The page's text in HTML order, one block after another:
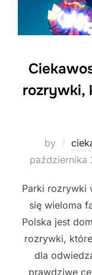
rozrywki,
by
października
Parki rozrywki
się wieloma
Polska jest
rozrywki,
dla
prawdziwe